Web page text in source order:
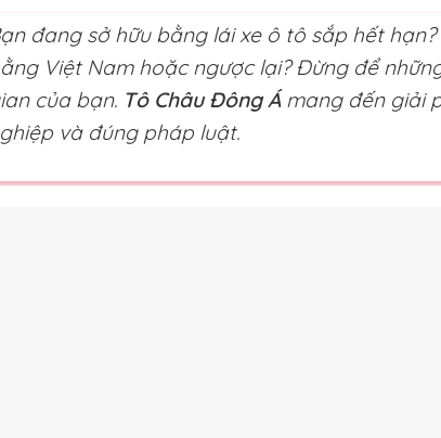
đang sở hữu bằng lái xe ô tô sắp hết
Việt Nam hoặc ngược lại? Đừng để
của bạn. Tô Châu Đông Ámang đến giải
và đúng pháp luật.